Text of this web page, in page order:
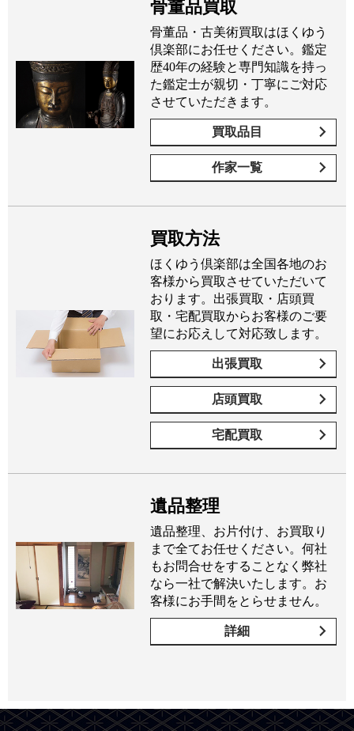
骨董品買取
骨董品・古美術買取はほくゆう
倶楽部にお任せください。鑑定
歴40年の経験と専門知識を持っ
た鑑定士が親切・丁寧にご対応
させていただきます。
買取品目
作家一覧
買取方法
ほくゆう倶楽部は全国各地のお
客様から買取させていただいて
おります。出張買取・店頭買
取・宅配買取からお客様のご要
望にお応えして対応致します。
出張買取
店頭買取
宅配買取
遺品整理
遺品整理、お片付け、お買取り
まで全てお任せください。何社
もお問合せをすることなく弊社
なら一社で解決いたします。お
客様にお手間をとらせません。
詳細